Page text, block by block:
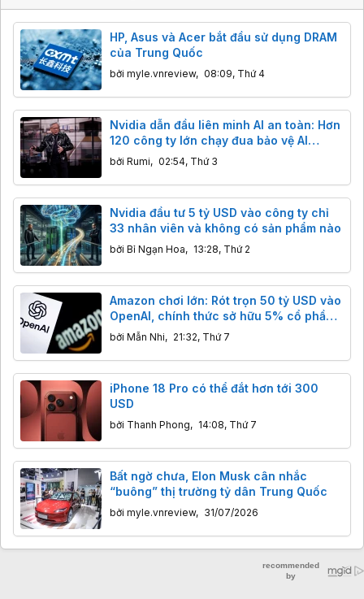
:
HP, Asus và Acer bắt đầu sử dụng DRAM
của Trung Quốc
bởi myle.vnreview, 08:09, Thứ 4
Nvidia dẫn đầu liên minh AI an toàn: Hơn
120 công ty lớn chạy đua bảo vệ AI
nguồn mở
bởi Rumi, 02:54, Thứ 3
Nvidia đầu tư 5 tỷ USD vào công ty chỉ
33 nhân viên và không có sản phẩm nào
bởi Bỉ Ngạn Hoa, 13:28, Thứ 2
Amazon chơi lớn: Rót trọn 50 tỷ USD vào
OpenAI, chính thức sở hữu 5% cổ phần
trước thềm IPO
bởi Mẫn Nhi, 21:32, Thứ 7
iPhone 18 Pro có thể đắt hơn tới 300
USD
bởi Thanh Phong, 14:08, Thứ 7
Bất ngờ chưa, Elon Musk cân nhắc
“buông” thị trường tỷ dân Trung Quốc
bởi myle.vnreview, 31/07/2026